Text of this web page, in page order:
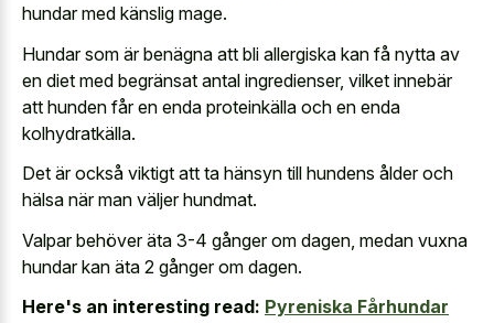
hundar med känslig mage.
Hundar som är benägna att bli allergiska kan få nytta av
en diet med begränsat antal ingredienser, vilket innebär
att hunden får en enda proteinkälla och en enda
kolhydratkälla.
Det är också viktigt att ta hänsyn till hundens ålder och
hälsa när man väljer hundmat.
Valpar behöver äta 3-4 gånger om dagen, medan vuxna
hundar kan äta 2 gånger om dagen.
Here's an interesting read: Pyreniska Fårhundar